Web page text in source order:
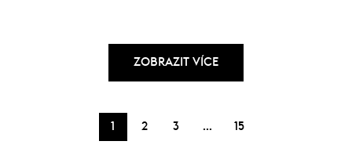
ZOBRAZIT VÍCE
1 2 3 … 15